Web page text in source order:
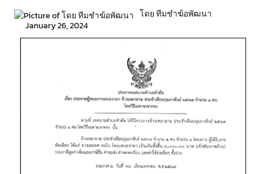
โดย ทีมชำฆ้อพัฒนา
January 26, 2024